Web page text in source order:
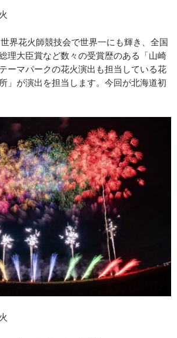
界花火師競技会で世界一にも輝き、全国
理大臣賞など数々の受賞歴のある「山崎
ーマパークの花火演出も担当している花
」が演出を担当します。今回が北海道初